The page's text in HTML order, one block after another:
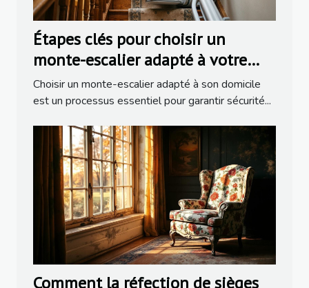
Étapes clés pour choisir un
monte-escalier adapté à votre
domicile
Choisir un monte-escalier adapté à son domicile
est un processus essentiel pour garantir sécurité...
Comment la réfection de sièges